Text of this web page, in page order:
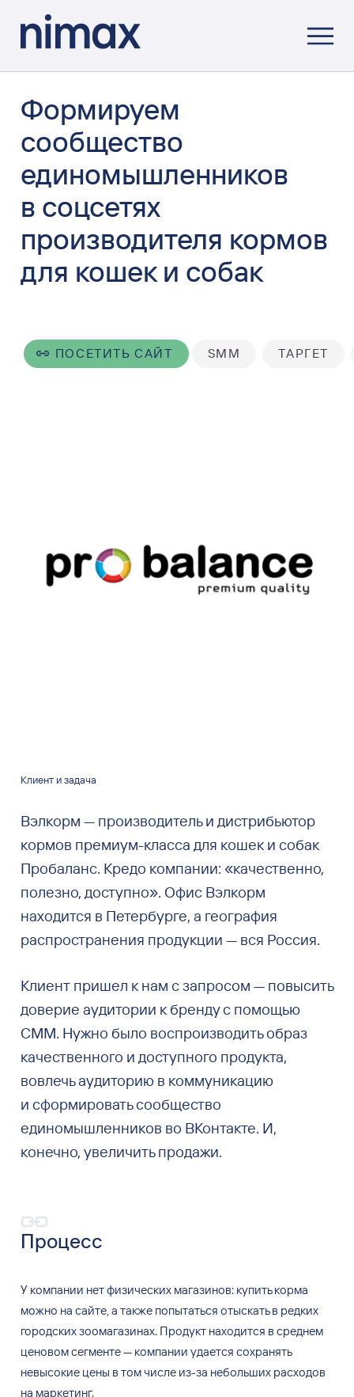
Формируем
сообщество
единомышленников
в соцсетях
производителя кормов
для кошек и собак
ПОСЕТИТЬ САЙТ SMM ТАРГЕТ
Клиент и задача
Вэлкорм — производитель и дистрибьютор
кормов премиум-класса для кошек и собак
Пробаланс. Кредо компании: «качественно,
полезно, доступно». Офис Вэлкорм
находится в Петербурге, а география
распространения продукции — вся Россия.
Клиент пришел к нам с запросом — повысить
доверие аудитории к бренду с помощью
СММ. Нужно было воспроизводить образ
качественного и доступного продукта,
вовлечь аудиторию в коммуникацию
и сформировать сообщество
единомышленников во ВКонтакте. И,
конечно, увеличить продажи.
Процесс
У компании нет физических магазинов: купить корма
можно на сайте, а также попытаться отыскать в редких
городских зоомагазинах. Продукт находится в среднем
ценовом сегменте — компании удается сохранять
невысокие цены в том числе из-за небольших расходов
на маркетинг.